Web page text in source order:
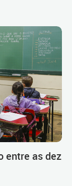
entre as dez